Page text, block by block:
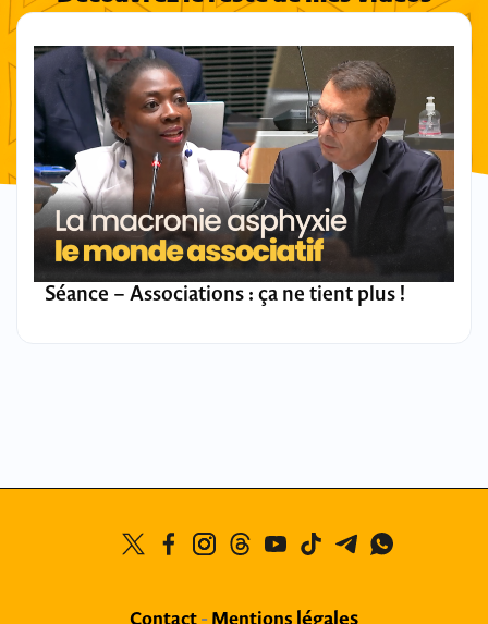
Séance – Associations : ça ne tient plus !
Contact - Mentions